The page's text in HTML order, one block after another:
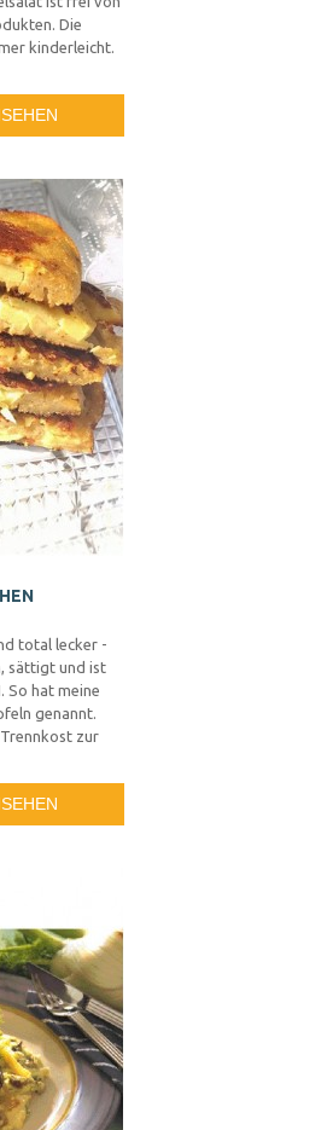
Die
kinderleicht.
total lecker -
sättigt und ist
So hat meine
genannt.
zur